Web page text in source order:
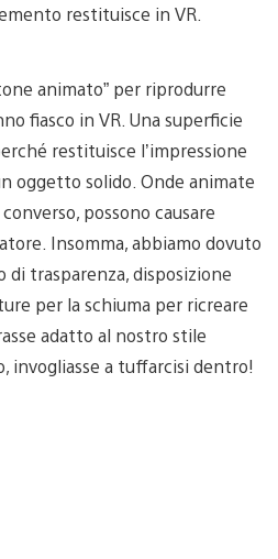
restituisce in VR.
animato” per riprodurre
fiasco in VR. Una superficie
restituisce l’impressione
oggetto solido. Onde animate
possono causare
Insomma, abbiamo dovuto
trasparenza, disposizione
per la schiuma per ricreare
adatto al nostro stile
invogliasse a tuffarcisi dentro!